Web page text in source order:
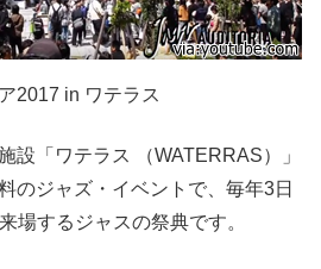
2017 in ワテラス
設「ワテラス （WATERRAS）」
のジャズ・イベントで、毎年3日
場するジャスの祭典です。